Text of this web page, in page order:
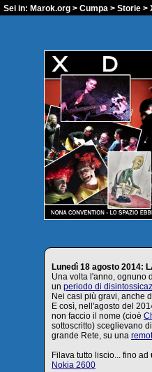
Sei in: Marok.org > Cumpa > Storie >
Lunedì 18 agosto 2014:
Una volta l'anno, ognuno
un periodo di
Nei casi più gravi, anche
E così, nell'agosto del
non faccio il nome (cioè
sottoscritto) sceglievano
grande Rete, su una
Filava tutto liscio... fino ad
Nokia 2600